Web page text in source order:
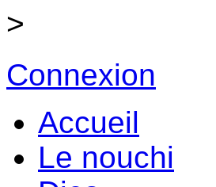
>
Connexion
Accueil
Le nouchi